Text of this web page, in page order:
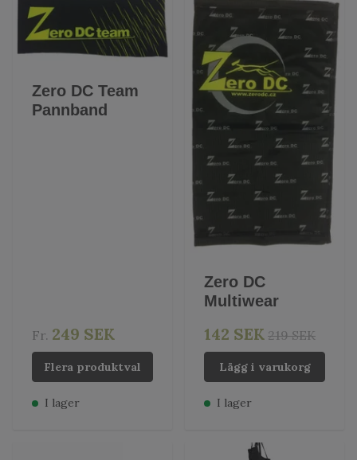
Zero DC Team
Pannband
Fr. 249 SEK
Flera produktval
I lager
Zero DC
Multiwear
142 SEK 219 SEK
Lägg i varukorg
I lager